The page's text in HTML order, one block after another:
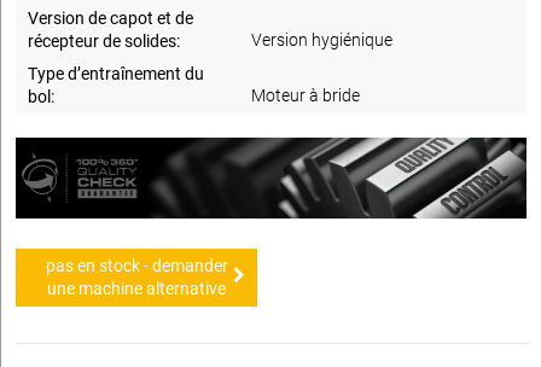
Version de capot et de
récepteur de solides:
Version hygiénique
Type d’entraînement du
bol:
Moteur à bride
pas en stock - demander
une machine alternative